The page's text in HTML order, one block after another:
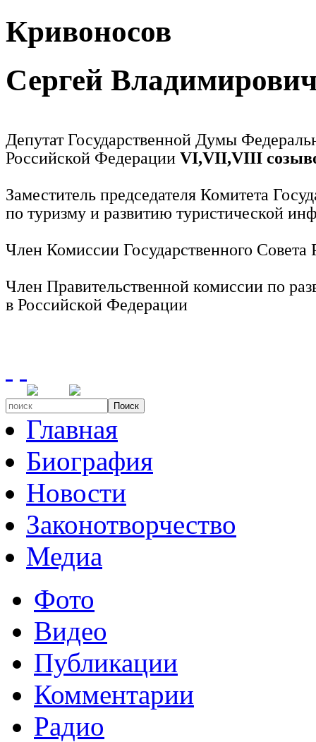
Кривоносов
Сергей
Депутат Государственной Думы
Российской Федерации VI,VII,VIII
Заместитель председателя Комитета
по туризму и развитию туристической
Член Комиссии Государственного
Член Правительственной комиссии по
в Российской Федерации
Поиск
Главная
Биография
Новости
Законотворчество
Медиа
Фото
Видео
Публикации
Комментарии
Радио